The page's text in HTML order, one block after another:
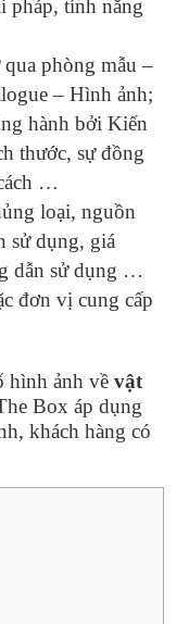
pháp, tính năng
phòng mẫu –
– Hình ảnh;
hành bởi Kiến
thước, sự đồng
…
loại, nguồn
sử dụng, giá
dẫn sử dụng …
đơn vị cung cấp
hình ảnh vềvật
Box áp dụng
khách hàng có